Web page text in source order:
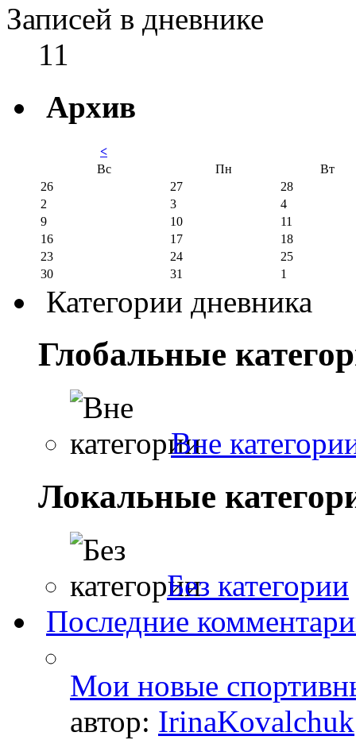
Записей в дневнике
11
Архив
<
Вс
Пн
Вт
26
27
28
2
3
4
9
10
11
16
17
18
23
24
25
30
31 1
Категории дневника
Глобальные
Вне
Локальные
Без категории
Последние
Мои новые
автор: IrinaKovalchuk